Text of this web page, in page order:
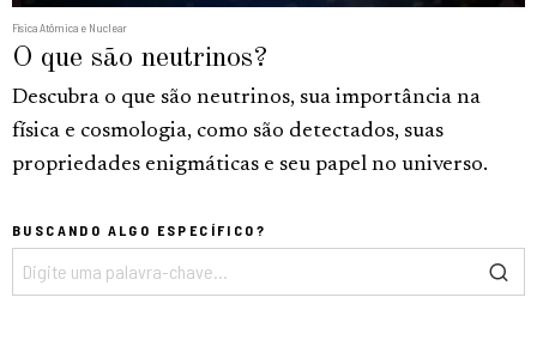
Física Atômica e Nuclear
O que são neutrinos?
Descubra o que são neutrinos, sua importância na
física e cosmologia, como são detectados, suas
propriedades enigmáticas e seu papel no universo.
BUSCANDO ALGO ESPECÍFICO?